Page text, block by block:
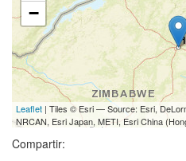
−
Leaflet | Tiles © Esri — Source: Esri,
NRCAN, Esri Japan, METI, Esri China
Compartir: